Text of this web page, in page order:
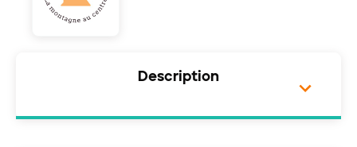
Description